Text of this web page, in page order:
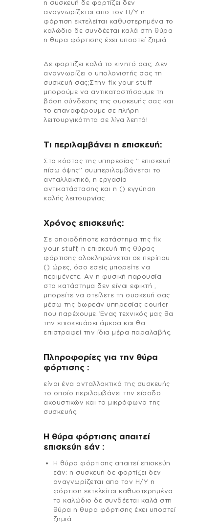
η συσκευή δε φορτίζει δεν
αναγνωρίζεται απο τον Η/Υ η
φόρτιση εκτελείται καθυστερημένα το
καλώδιο δε συνδέεται καλά στη θύρα
η θυρα φόρτισης έχει υποστεί ζημιά
Δε φορτίζει καλά το κινητό σας; Δεν
αναγνωρίζει ο υπολογιστής σας τη
συσκευή σας;Στην fix your stuff
μπορούμε να αντικαταστήσουμε τη
βάση σύνδεσης της συσκευής σας και
το επαναφέρουμε σε πλήρη
λειτουργικότητα σε λίγα λεπτά!
Τι περιλαμβάνει η επισκευή:
Στo κόστος της υπηρεσίας ” επισκευή
πίσω όψης” συμπεριλαμβάνεται το
ανταλλακτικό, η εργασία
αντικατάστασης και η () εγγύηση
καλής λειτουργίας.
Χρόνος επισκευής:
Σε οποιοδήποτε κατάστημα της fix
your stuff, η επισκευή της θύρας
φόρτισης ολοκληρώνεται σε περίπου
() ώρες, όσο εσείς μπορείτε να
περιμένετε. Αν η φυσική παρουσία
στο κατάστημα δεν είναι εφικτή ,
μπορείτε να στείλετε τη συσκευή σας
μέσω της δωρεάν υπηρεσίας courier
που παρέχουμε. Ένας τεχνικός μας θα
την επισκευάσει άμεσα και θα
επιστραφεί την ίδια μέρα παραλαβής.
Πληροφορίες για την θύρα
φόρτισης :
είναι ένα ανταλλακτικό της συσκευής
το οποίο περιλαμβάνει την είσοδο
ακουστικών και το μικρόφωνο της
συσκευής.
Η θύρα φόρτισης απαιτεί
επισκεύη εάν :
Η θύρα φόρτισης απαιτεί επισκεύη
εάν: η συσκευή δε φορτίζει δεν
αναγνωρίζεται απο τον Η/Υ η
φόρτιση εκτελείται καθυστερημένα
το καλώδιο δε συνδέεται καλά στη
θύρα η θυρα φόρτισης έχει υποστεί
ζημιά